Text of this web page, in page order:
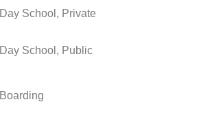
Day School, Private
Day School, Public
Boarding